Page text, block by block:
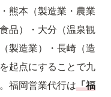
熊本（製造業・農業
品）・大分（温泉観
製造業）・長崎（造
起点にすることで九
福岡営業代行は「福